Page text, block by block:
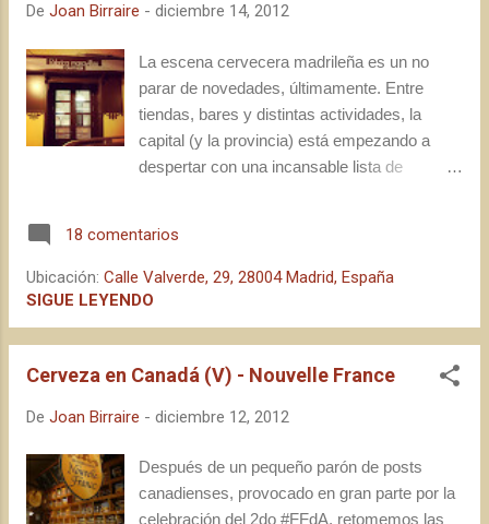
por segundo año albergaba el Festival de
no era la misma que en la pasada edición,
cambiando de zona y de pabellón con la
intención (me imagino) de poder recibir
debidamente un mayor número de
zona de comida se había situado, en su
De Joan Birraire - diciembre 14, 2012
La escena cervecera madrileña es un no
parar de novedades, últimamente. Entre
tiendas, bares y distintas actividades, la
capital (y la provincia) está empezando a
despertar con una incansable lista de
las que puede absorber, por ahora, la
demanda? Esto es un buen tema a discutir
cerveza en mano en alguno de los nuevos
locales que nos ofrece la ciudad de Madrid,
como por ejemplo el que visité la semana
pasada, justo 7 días después de su
Embajada de los Estados Unidos (sí, suena
explicativo de tal día, y que me devuelve al
nivel de "simple mortal"), yo con mi "mono"
18 comentarios
Ubicación: Calle Valverde, 29, 28004 Madrid, España
SIGUE LEYENDO
Cerveza en Canadá (V) - Nouvelle France
De Joan Birraire - diciembre 12, 2012
Después de un pequeño parón de posts
canadienses, provocado en gran parte por la
celebración del 2do #FFdA, retomemos las